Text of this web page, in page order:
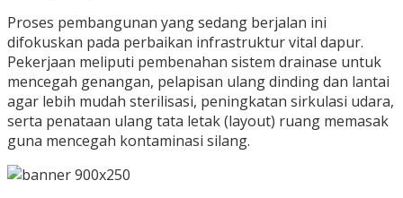
Proses pembangunan yang sedang berjalan ini
difokuskan pada perbaikan infrastruktur vital dapur.
Pekerjaan meliputi pembenahan sistem drainase untuk
mencegah genangan, pelapisan ulang dinding dan lantai
agar lebih mudah sterilisasi, peningkatan sirkulasi udara,
serta penataan ulang tata letak (layout) ruang memasak
guna mencegah kontaminasi silang.